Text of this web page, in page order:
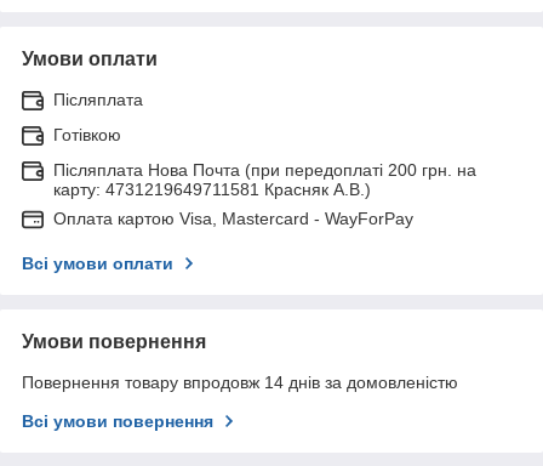
Умови оплати
Післяплата
Готівкою
Післяплата Нова Почта (при передоплаті 200 грн. на
карту: 4731219649711581 Красняк А.В.)
Оплата картою Visa, Mastercard - WayForPay
Всі умови оплати
Умови повернення
Повернення товару впродовж 14 днів за домовленістю
Всі умови повернення